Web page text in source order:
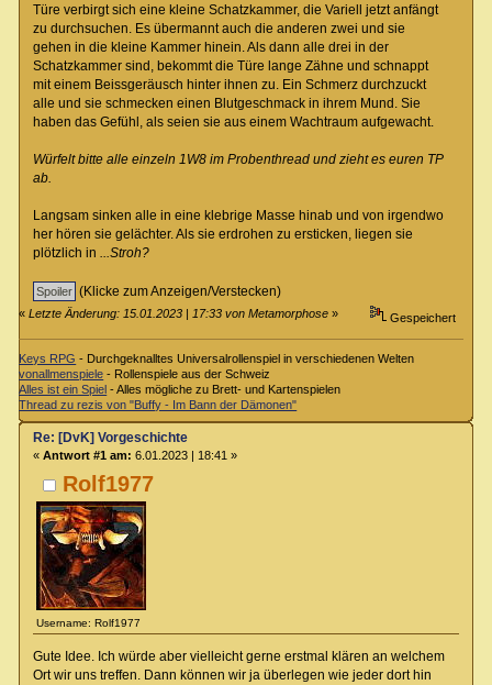
Türe verbirgt sich eine kleine Schatzkammer, die Variell jetzt anfängt
zu durchsuchen. Es übermannt auch die anderen zwei und sie
gehen in die kleine Kammer hinein. Als dann alle drei in der
Schatzkammer sind, bekommt die Türe lange Zähne und schnappt
mit einem Beissgeräusch hinter ihnen zu. Ein Schmerz durchzuckt
alle und sie schmecken einen Blutgeschmack in ihrem Mund. Sie
haben das Gefühl, als seien sie aus einem Wachtraum aufgewacht.
Würfelt bitte alle einzeln 1W8 im Probenthread und zieht es euren TP
ab.
Langsam sinken alle in eine klebrige Masse hinab und von irgendwo
her hören sie gelächter. Als sie erdrohen zu ersticken, liegen sie
plötzlich in ...Stroh?
(Klicke zum Anzeigen/Verstecken)
«Letzte Änderung: 15.01.2023 | 17:33 von Metamorphose » Gespeichert
Keys RPG - Durchgeknalltes Universalrollenspiel in verschiedenen Welten
vonallmenspiele - Rollenspiele aus der Schweiz
Alles ist ein Spiel - Alles mögliche zu Brett- und Kartenspielen
Thread zu rezis von "Buffy - Im Bann der Dämonen"
Rolf1977
Username: Rolf1977
Re: [DvK] Vorgeschichte
« Antwort #1 am: 6.01.2023 | 18:41 »
Gute Idee. Ich würde aber vielleicht gerne erstmal klären an welchem
Ort wir uns treffen. Dann können wir ja überlegen wie jeder dort hin